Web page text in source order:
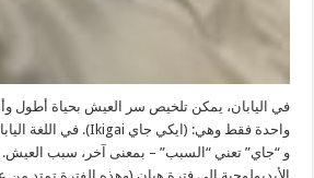
في اليابان، يمكن تلخيص سر العيش بحياة أطول
و “جاي” تعني “السبب” – بمعنى آخر، سبب العيش.